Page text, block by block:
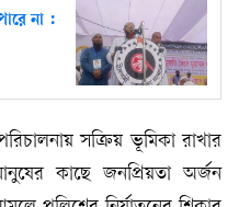
না :
সক্রিয় ভূমিকা রাখার
কাছে জনপ্রিয়তা অর্জন